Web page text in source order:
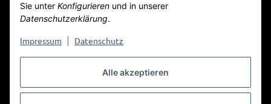
Alle akzeptieren
Sie unter Konfigurieren und in unserer
Datenschutzerklärung.
Impressum Datenschutz
Vertrag widerrufen
Widerrufsrecht